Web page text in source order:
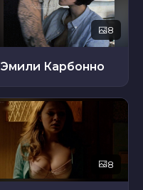
8
Эмили Карбонно
8